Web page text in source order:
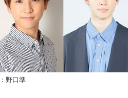
野口準